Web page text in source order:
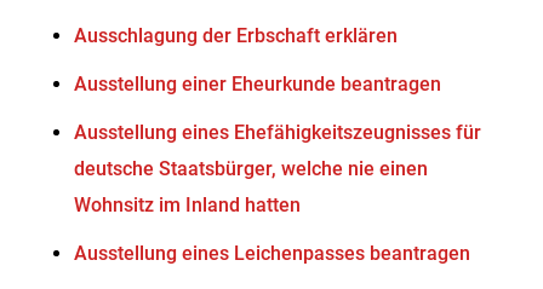
Ausschlagung der Erbschaft erklären
Ausstellung einer Eheurkunde beantragen
Ausstellung eines Ehefähigkeitszeugnisses für
deutsche Staatsbürger, welche nie einen
Wohnsitz im Inland hatten
Ausstellung eines Leichenpasses beantragen